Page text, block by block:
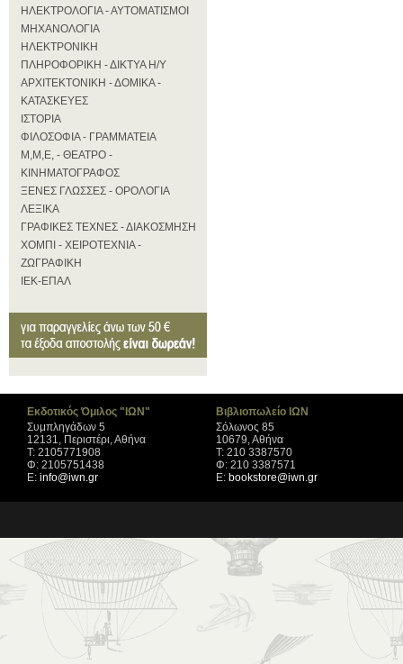
ΗΛΕΚΤΡΟΛΟΓΙΑ - ΑΥΤΟΜΑΤΙΣΜΟΙ
ΜΗΧΑΝΟΛΟΓΙΑ
ΗΛΕΚΤΡΟΝΙΚΗ
ΠΛΗΡΟΦΟΡΙΚΗ - ΔΙΚΤΥΑ Η/Υ
ΑΡΧΙΤΕΚΤΟΝΙΚΗ - ΔΟΜΙΚΑ -
ΚΑΤΑΣΚΕΥΕΣ
ΙΣΤΟΡΙΑ
ΦΙΛΟΣΟΦΙΑ - ΓΡΑΜΜΑΤΕΙΑ
Μ,Μ,Ε, - ΘΕΑΤΡΟ -
ΚΙΝΗΜΑΤΟΓΡΑΦΟΣ
ΞΕΝΕΣ ΓΛΩΣΣΕΣ - ΟΡΟΛΟΓΙΑ
ΛΕΞΙΚΑ
ΓΡΑΦΙΚΕΣ ΤΕΧΝΕΣ - ΔΙΑΚΟΣΜΗΣΗ
ΧΟΜΠΙ - ΧΕΙΡΟΤΕΧΝΙΑ -
ΖΩΓΡΑΦΙΚΗ
ΙΕΚ-ΕΠΑΛ
Εκδοτικός Όμιλος "ΙΩΝ"
Συμπληγάδων 5
12131, Περιστέρι, Αθήνα
Τ: 2105771908
Φ: 2105751438
Ε: info@iwn.gr
Βιβλιοπωλείο ΙΩΝ
Σόλωνος 85
10679, Αθήνα
Τ: 210 3387570
Φ: 210 3387571
Ε: bookstore@iwn.gr